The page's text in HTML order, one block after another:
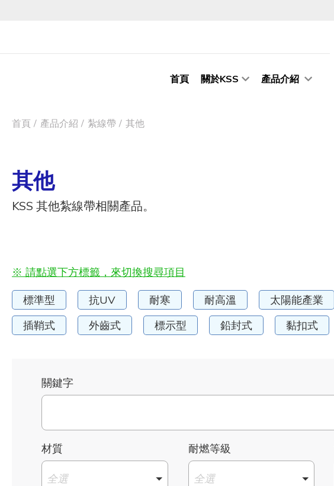
首頁 關於KSS 產品介紹
首頁 產品介紹 紮線帶 其他
其他
KSS 其他紮線帶相關產品。
※ 請點選下方標籤，來切換搜尋項目
標準型 抗UV 耐寒 耐高溫 太陽能產業
插鞘式
外齒式 標示型 鉛封式 黏扣式
關鍵字
材質
全選
耐燃等級
全選